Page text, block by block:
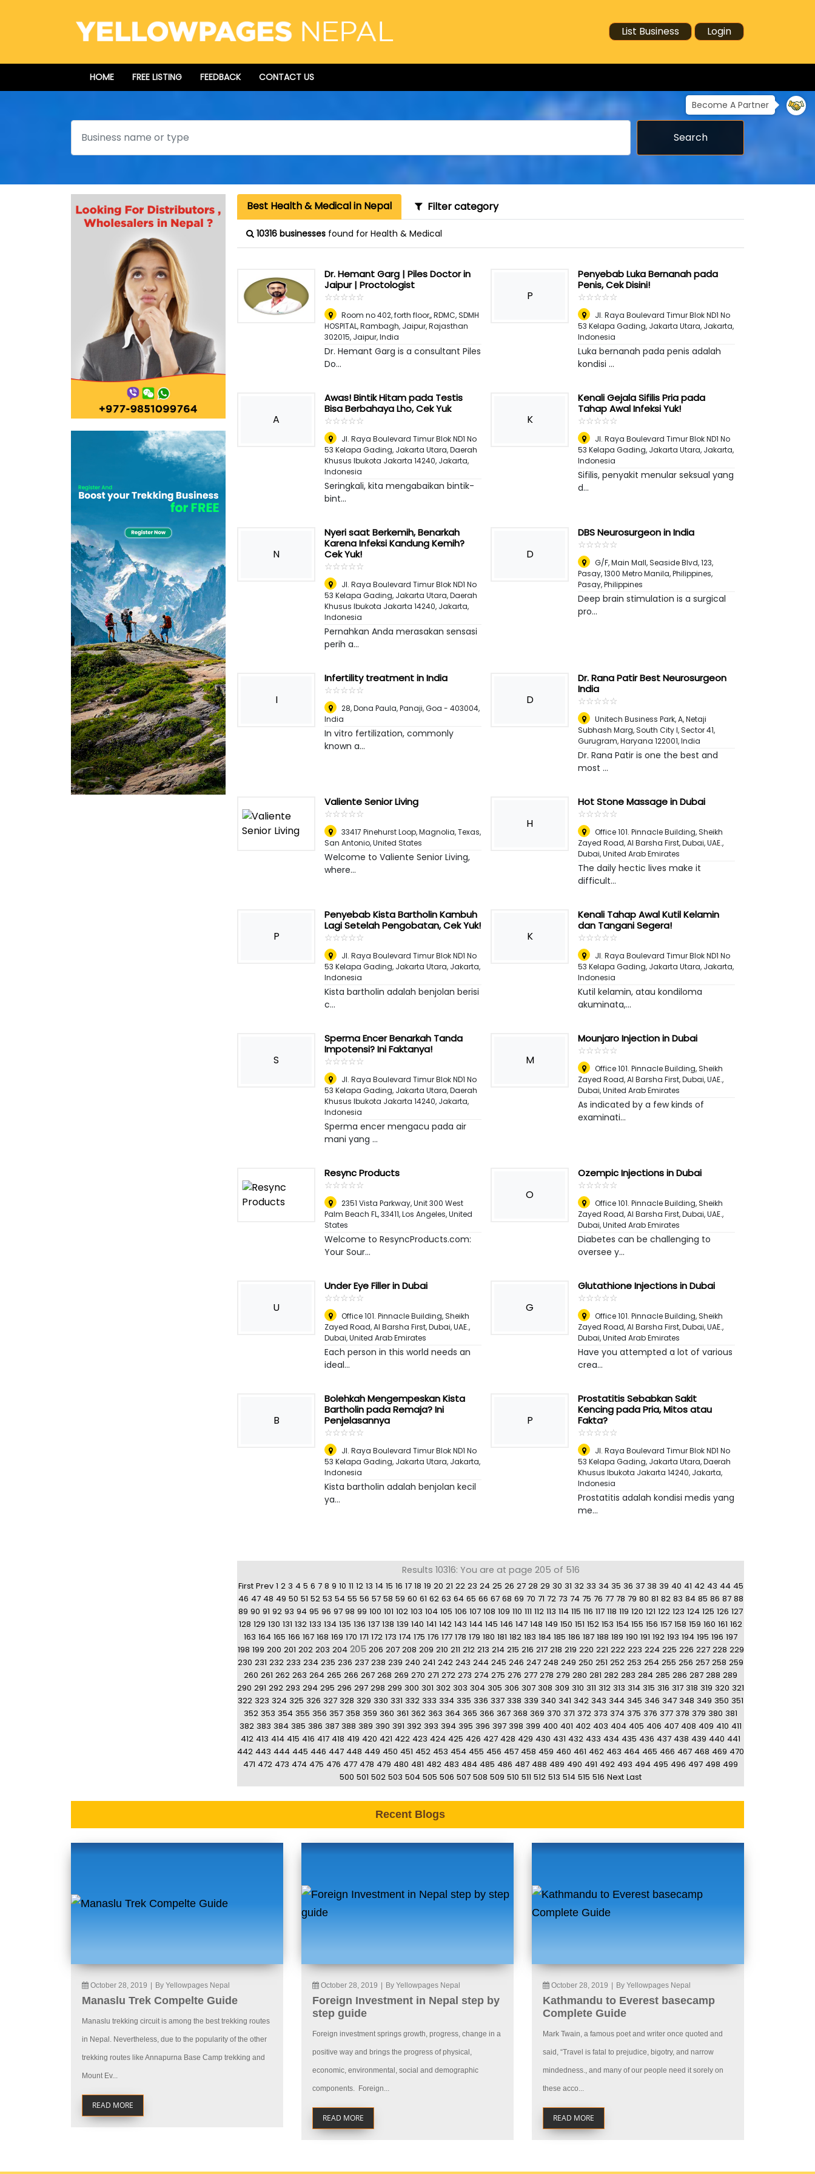
List Business Login
HOME FREE LISTING FEEDBACK CONTACT US
Become A Partner
Search
Search
Best Health & Medical in Nepal Filter category
10316 businesses found for Health & Medical
Dr. Hemant Garg | Piles Doctor in
Jaipur | Proctologist
☆☆☆☆☆
★★★★★
Room no 402, forth floor,, RDMC, SDMH
HOSPITAL, Rambagh, Jaipur, Rajasthan
302015, Jaipur, India
Dr. Hemant Garg is a consultant Piles
Do...
P
Penyebab Luka Bernanah pada
Penis, Cek Disini!
☆☆☆☆☆
★★★★★
Jl. Raya Boulevard Timur Blok ND1 No
53 Kelapa Gading, Jakarta Utara, Jakarta,
Indonesia
Luka bernanah pada penis adalah
kondisi ...
A
Awas! Bintik Hitam pada Testis
Bisa Berbahaya Lho, Cek Yuk
☆☆☆☆☆
★★★★★
Jl. Raya Boulevard Timur Blok ND1 No
53 Kelapa Gading, Jakarta Utara, Daerah
Khusus Ibukota Jakarta 14240, Jakarta,
Indonesia
Seringkali, kita mengabaikan bintik-
bint...
K
Kenali Gejala Sifilis Pria pada
Tahap Awal Infeksi Yuk!
☆☆☆☆☆
★★★★★
Jl. Raya Boulevard Timur Blok ND1 No
53 Kelapa Gading, Jakarta Utara, Jakarta,
Indonesia
Sifilis, penyakit menular seksual yang
d...
N
Nyeri saat Berkemih, Benarkah
Karena Infeksi Kandung Kemih?
Cek Yuk!
☆☆☆☆☆
★★★★★
Jl. Raya Boulevard Timur Blok ND1 No
53 Kelapa Gading, Jakarta Utara, Daerah
Khusus Ibukota Jakarta 14240, Jakarta,
Indonesia
Pernahkan Anda merasakan sensasi
perih a...
D
DBS Neurosurgeon in India
☆☆☆☆☆
★★★★★
G/F, Main Mall, Seaside Blvd, 123,
Pasay, 1300 Metro Manila, Philippines,
Pasay, Philippines
Deep brain stimulation is a surgical
pro...
I
Infertility treatment in India
☆☆☆☆☆
★★★★★
28, Dona Paula, Panaji, Goa - 403004,
India
In vitro fertilization, commonly
known a...
D
Dr. Rana Patir Best Neurosurgeon
India
☆☆☆☆☆
★★★★★
Unitech Business Park, A, Netaji
Subhash Marg, South City I, Sector 41,
Gurugram, Haryana 122001,India
Dr. Rana Patir is one the best and
most ...
Valiente Senior Living
☆☆☆☆☆
★★★★★
33417 Pinehurst Loop, Magnolia, Texas,
San Antonio, United States
Welcome to Valiente Senior Living,
where...
H
Hot Stone Massage in Dubai
☆☆☆☆☆
★★★★★
Office 101. Pinnacle Building, Sheikh
Zayed Road, Al Barsha First, Dubai, UAE.,
Dubai, United Arab Emirates
The daily hectic lives make it
difficult...
P
Penyebab Kista Bartholin Kambuh
Lagi Setelah Pengobatan, Cek Yuk!
☆☆☆☆☆
★★★★★
Jl. Raya Boulevard Timur Blok ND1 No
53 Kelapa Gading, Jakarta Utara, Jakarta,
Indonesia
Kista bartholin adalah benjolan berisi
c...
K
Kenali Tahap Awal Kutil Kelamin
dan Tangani Segera!
☆☆☆☆☆
★★★★★
Jl. Raya Boulevard Timur Blok ND1 No
53 Kelapa Gading, Jakarta Utara, Jakarta,
Indonesia
Kutil kelamin, atau kondiloma
akuminata,...
S
Sperma Encer Benarkah Tanda
Impotensi? Ini Faktanya!
☆☆☆☆☆
★★★★★
Jl. Raya Boulevard Timur Blok ND1 No
53 Kelapa Gading, Jakarta Utara, Daerah
Khusus Ibukota Jakarta 14240, Jakarta,
Indonesia
Sperma encer mengacu pada air
mani yang ...
M
Mounjaro Injection in Dubai
☆☆☆☆☆
★★★★★
Office 101. Pinnacle Building, Sheikh
Zayed Road, Al Barsha First, Dubai, UAE.,
Dubai, United Arab Emirates
As indicated by a few kinds of
examinati...
Resync Products
☆☆☆☆☆
★★★★★
2351 Vista Parkway, Unit 300 West
Palm Beach FL, 33411,Los Angeles, United
States
Welcome to ResyncProducts.com:
Your Sour...
O
Ozempic Injections in Dubai
☆☆☆☆☆
★★★★★
Office 101. Pinnacle Building, Sheikh
Zayed Road, Al Barsha First, Dubai, UAE.,
Dubai, United Arab Emirates
Diabetes can be challenging to
oversee y...
U
Under Eye Filler in Dubai
☆☆☆☆☆
★★★★★
Office 101. Pinnacle Building, Sheikh
Zayed Road, Al Barsha First, Dubai, UAE.,
Dubai, United Arab Emirates
Each person in this world needs an
ideal...
G
Glutathione Injections in Dubai
☆☆☆☆☆
★★★★★
Office 101. Pinnacle Building, Sheikh
Zayed Road, Al Barsha First, Dubai, UAE.,
Dubai, United Arab Emirates
Have you attempted a lot of various
crea...
B
Bolehkah Mengempeskan Kista
Bartholin pada Remaja? Ini
Penjelasannya
☆☆☆☆☆
★★★★★
Jl. Raya Boulevard Timur Blok ND1 No
53 Kelapa Gading, Jakarta Utara, Jakarta,
Indonesia
Kista bartholin adalah benjolan kecil
ya...
P
Prostatitis Sebabkan Sakit
Kencing pada Pria, Mitos atau
Fakta?
☆☆☆☆☆
★★★★★
Jl. Raya Boulevard Timur Blok ND1 No
53 Kelapa Gading, Jakarta Utara, Daerah
Khusus Ibukota Jakarta 14240, Jakarta,
Indonesia
Prostatitis adalah kondisi medis yang
me...
Results 10316: You are at page 205 of 516
First Prev 1 2 3 4 5 6 7 8 9 10 11 12 13 14 15 16 17 18 19 20 21 22 23 24 25 26 27 28 29 30 31 32 33 34 35 36 37 38 39 40 41 42 43 44 45
46 47 48 49 50 51 52 53 54 55 56 57 58 59 60 61 62 63 64 65 66 67 68 69 70 71 72 73 74 75 76 77 78 79 80 81 82 83 84 85 86 87 88
89 90 91 92 93 94 95 96 97 98 99 100 101 102 103 104 105 106 107 108 109 110 111 112 113 114 115 116 117 118 119 120 121 122 123 124 125 126 127
128 129 130 131 132 133 134 135 136 137 138 139 140 141 142 143 144 145 146 147 148 149 150 151 152 153 154 155 156 157 158 159 160 161 162
163 164 165 166 167 168 169 170 171 172 173 174 175 176 177 178 179 180 181 182 183 184 185 186 187 188 189 190 191 192 193 194 195 196 197
198 199 200 201 202 203 204 205 206 207 208 209 210 211 212 213 214 215 216 217 218 219 220 221 222 223 224 225 226 227 228 229
230 231 232 233 234 235 236 237 238 239 240 241 242 243 244 245 246 247 248 249 250 251 252 253 254 255 256 257 258 259
260 261 262 263 264 265 266 267 268 269 270 271 272 273 274 275 276 277 278 279 280 281 282 283 284 285 286 287 288 289
290 291 292 293 294 295 296 297 298 299 300 301 302 303 304 305 306 307 308 309 310 311 312 313 314 315 316 317 318 319 320 321
322 323 324 325 326 327 328 329 330 331 332 333 334 335 336 337 338 339 340 341 342 343 344 345 346 347 348 349 350 351
352 353 354 355 356 357 358 359 360 361 362 363 364 365 366 367 368 369 370 371 372 373 374 375 376 377 378 379 380 381
382 383 384 385 386 387 388 389 390 391 392 393 394 395 396 397 398 399 400 401 402 403 404 405 406 407 408 409 410 411
412 413 414 415 416 417 418 419 420 421 422 423 424 425 426 427 428 429 430 431 432 433 434 435 436 437 438 439 440 441
442 443 444 445 446 447 448 449 450 451 452 453 454 455 456 457 458 459 460 461 462 463 464 465 466 467 468 469 470
471 472 473 474 475 476 477 478 479 480 481 482 483 484 485 486 487 488 489 490 491 492 493 494 495 496 497 498 499
500 501 502 503 504 505 506 507 508 509 510 511 512 513 514 515 516 Next Last
Recent Blogs
October 28, 2019 By Yellowpages Nepal
Manaslu Trek Compelte Guide
Manaslu trekking circuit is among the best trekking routes
in Nepal. Nevertheless, due to the popularity of the other
trekking routes like Annapurna Base Camp trekking and
Mount Ev...
READ MORE
October 28, 2019 By Yellowpages Nepal
Foreign Investment in Nepal step by
step guide
Foreign investment springs growth, progress, change in a
positive way and brings the progress of physical,
economic, environmental, social and demographic
components. Foreign...
READ MORE
October 28, 2019 By Yellowpages Nepal
Kathmandu to Everest basecamp
Complete Guide
Mark Twain, a famous poet and writer once quoted and
said, “Travel is fatal to prejudice, bigotry, and narrow
mindedness., and many of our people need it sorely on
these acco...
READ MORE